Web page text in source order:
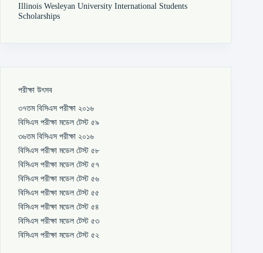
Illinois Wesleyan University International Students
Scholarships
পরীক্ষা উৎসব
৩৭তম বিসিএস পরীক্ষা ২০১৬
বিসিএস পরীক্ষা মডেল টেস্ট ৫৯
৩৬তম বিসিএস পরীক্ষা ২০১৬
বিসিএস পরীক্ষা মডেল টেস্ট ৫৮
বিসিএস পরীক্ষা মডেল টেস্ট ৫৭
বিসিএস পরীক্ষা মডেল টেস্ট ৫৬
বিসিএস পরীক্ষা মডেল টেস্ট ৫৫
বিসিএস পরীক্ষা মডেল টেস্ট ৫৪
বিসিএস পরীক্ষা মডেল টেস্ট ৫৩
বিসিএস পরীক্ষা মডেল টেস্ট ৫২